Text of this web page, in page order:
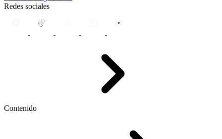
Redes sociales
Contenido